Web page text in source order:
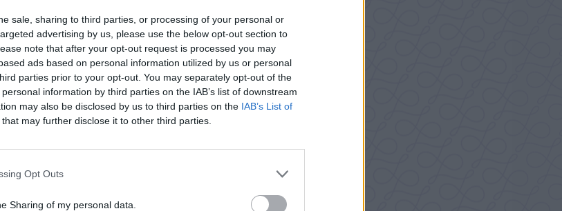
sale, sharing to third parties, or processing of your personal or
advertising by us, please use the below opt-out section to
note that after your opt-out request is processed you may
ads based on personal information utilized by us or personal
parties prior to your opt-out. You may separately opt-out of the
information by third parties on the IAB’s list of downstream
may also be disclosed by us to third parties on the IAB’s List of
that may further disclose it to other third parties.
Opt Outs
Sharing of my personal data.
en rejäl frukost.